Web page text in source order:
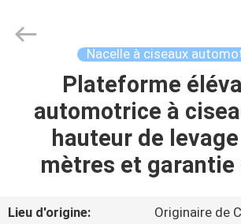
MAISON
MACHINERY
Nacelle à ciseaux
Plateforme
automotrice à
hauteur de
mètres et garantie
Lieu d'origine:
Originaire de